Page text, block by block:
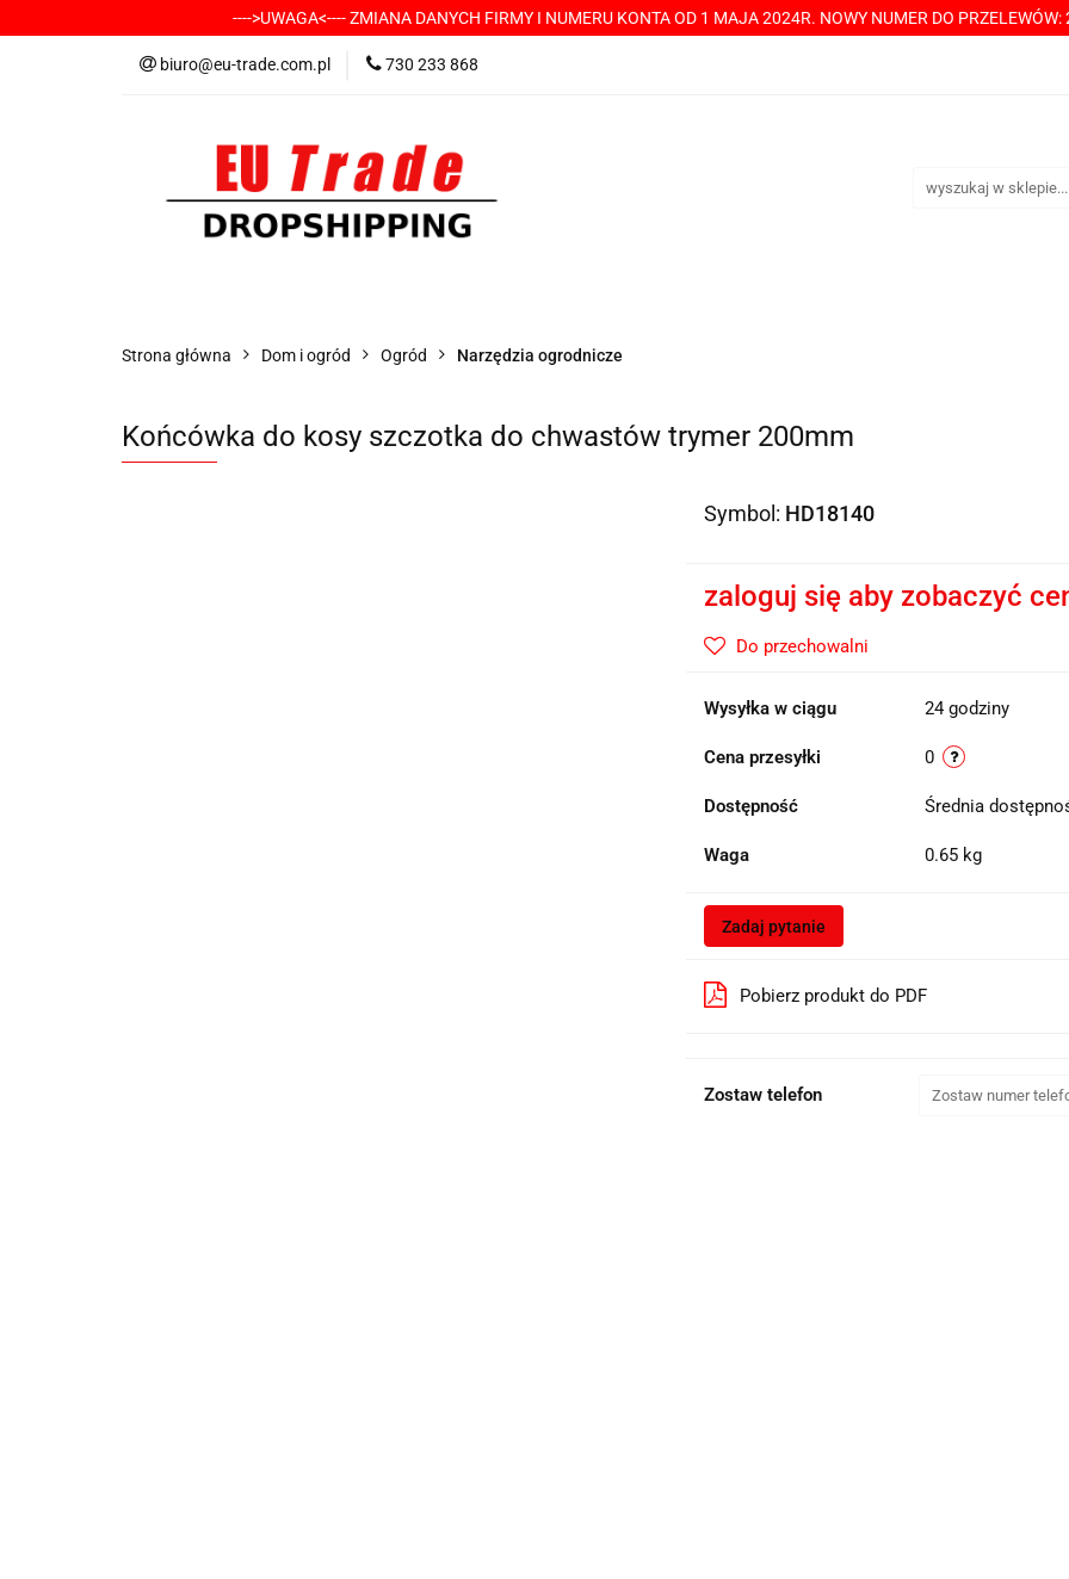
---->UWAGA<---- ZMIANA DANYCH FIRMY I NUMERU KONTA OD 1 MAJA 2024R. NOWY NUMER DO
biuro@eu-trade.com.pl 730 233 868
KATEGORIE -----> CHCESZ Z NAMI WSPÓŁPRACOWAĆ? PRZECZYTAJ! <-----
Strona główna Dom i ogród Ogród Narzędzia ogrodnicze
Końcówka do kosy szczotka do chwastów trymer 200mm
Symbol: HD18140
zaloguj się aby zobaczyć
Do przechowalni
Wysyłka w ciągu 24 godziny
Cena przesyłki 0
Dostępność Średnia
Waga 0.65 kg
Zadaj pytanie
Pobierz produkt do PDF
Zostaw telefon